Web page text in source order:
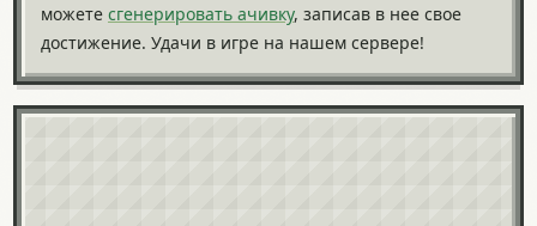
можете сгенерировать ачивку, записав в нее свое
достижение. Удачи в игре на нашем сервере!